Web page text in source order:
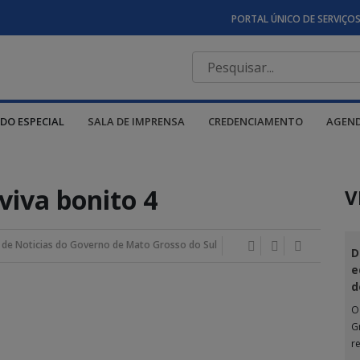
PORTAL ÚNICO DE SERVIÇOS
ESPECIAL SALA DE IMPRENSA CREDENCIAMENTO
bonito 4
Noticias do Governo de Mato Grosso do Sul